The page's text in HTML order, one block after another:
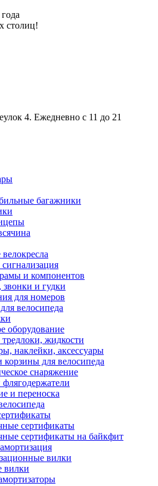
столиц!
4. Ежедневно с 11 до 21
багажники
и компонентов
звонки и гудки
для номеров
велосипеда
оборудование
жидкости
наклейки, аксессуары
для велосипеда
снаряжение
и переноска
сертификаты
сертификаты на байкфит
вилки
вилки